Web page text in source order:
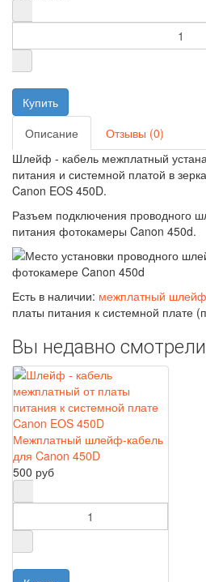
Описание
Отзывы (0)
Шлейф - кабель межплатный
питания и системной платой в
Canon EOS 450D.
Разъем подключения проводного
питания фотокамеры Canon 450d.
Есть в наличии: межплатный
платы питания к системной плате
Вы недавно смотрели
Межплатный шлейф-кабель
для Canon 450D
500 руб